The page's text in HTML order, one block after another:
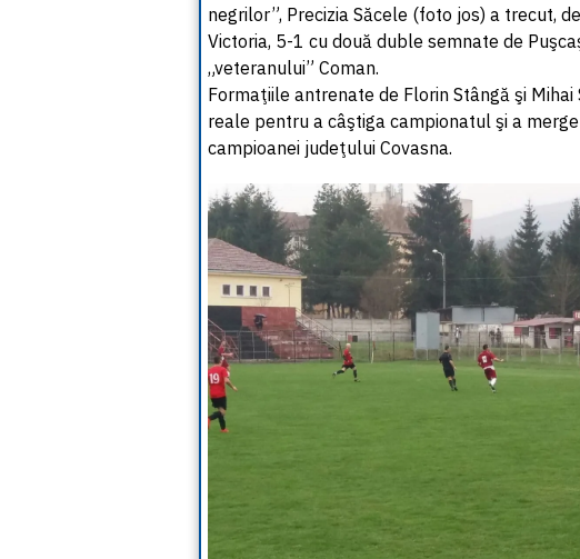
negrilor”, Precizia Săcele (foto jos) a trecut,
Victoria, 5-1 cu două duble semnate de
„veteranului” Coman.
Formaţiile antrenate de Florin Stângă şi
reale pentru a câştiga campionatul şi a
campioanei judeţului Covasna.